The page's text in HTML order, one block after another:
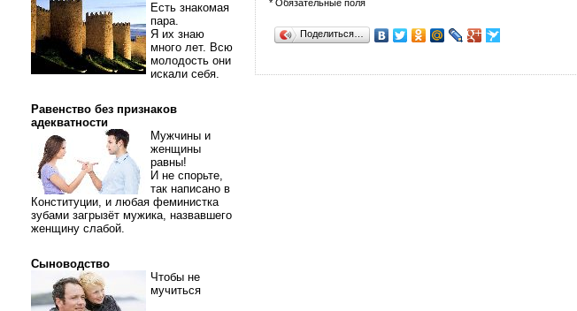
Есть знакомая
пара.
Я их знаю
много лет. Всю
молодость они
искали себя.
Равенство без признаков
адекватности
Мужчины и
женщины
равны!
И не спорьте,
так написано в
Конституции, и любая феминистка
зубами загрызёт мужика, назвавшего
женщину слабой.
Сыноводство
Чтобы не
мучиться
* Обязательные поля
Поделиться…